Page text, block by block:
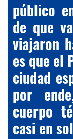
público
de que
viajaron
es que el
ciudad
por
cuerpo
casi en